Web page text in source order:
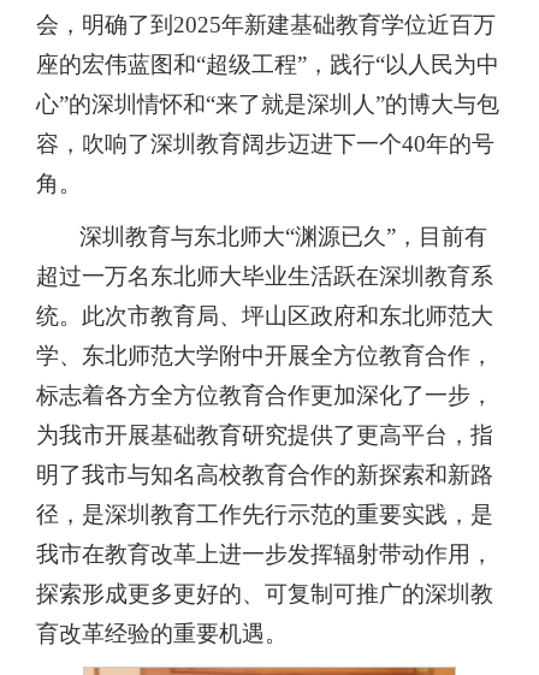
会，明确了到2025年新建基础教育学位近百万
座的宏伟蓝图和“超级工程”，践行“以人民为中
心”的深圳情怀和“来了就是深圳人”的博大与包
容，吹响了深圳教育阔步迈进下一个40年的号
角。
深圳教育与东北师大“渊源已久”，目前有
超过一万名东北师大毕业生活跃在深圳教育系
统。此次市教育局、坪山区政府和东北师范大
学、东北师范大学附中开展全方位教育合作，
标志着各方全方位教育合作更加深化了一步，
为我市开展基础教育研究提供了更高平台，指
明了我市与知名高校教育合作的新探索和新路
径，是深圳教育工作先行示范的重要实践，是
我市在教育改革上进一步发挥辐射带动作用，
探索形成更多更好的、可复制可推广的深圳教
育改革经验的重要机遇。